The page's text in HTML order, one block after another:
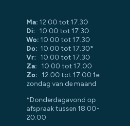
Ma: 12.00 tot 17.30
Di: 10.00 tot 17.30
Wo: 10.00 tot 17.30
Do: 10.00 tot 17.30*
Vr: 10.00 tot 17.30
Za: 10.00 tot 17.00
Zo: 12.00 tot 17.00 1e
zondag van de maand
*Donderdagavond op
afspraak tussen 18.00-
20.00